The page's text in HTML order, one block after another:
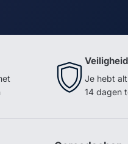
Veiligheid
Je hebt
14 dagen